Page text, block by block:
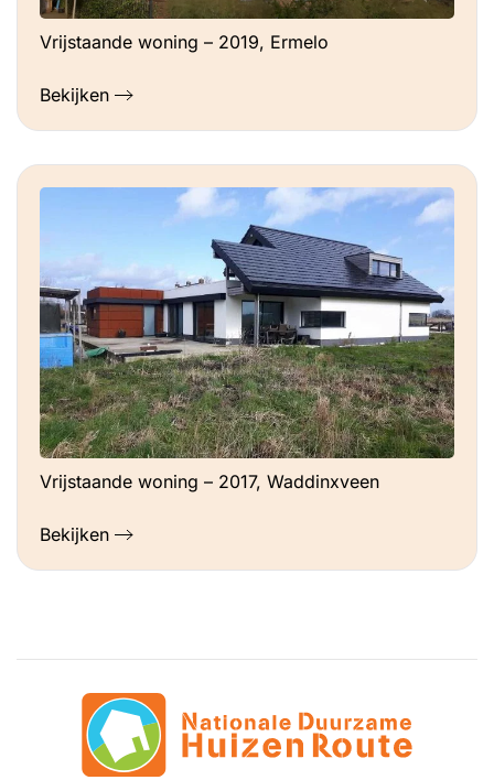
Vrijstaande woning – 2019, Ermelo
Bekijken
Vrijstaande woning – 2017, Waddinxveen
Bekijken